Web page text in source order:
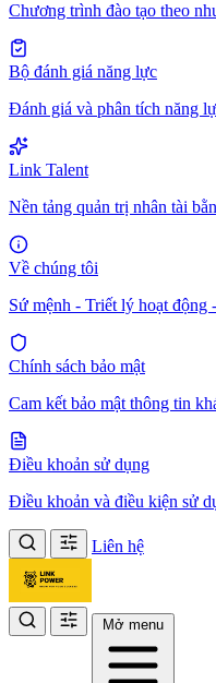
Chương trình đào tạo theo
Bộ đánh giá năng lực
Đánh giá và phân tích năng
Link Talent
Nền tảng quản trị nhân tài
Về chúng tôi
Sứ mệnh - Triết lý hoạt động
Chính sách bảo mật
Cam kết bảo mật thông tin
Điều khoản sử dụng
Điều khoản và điều kiện sử
Liên hệ
Mở menu